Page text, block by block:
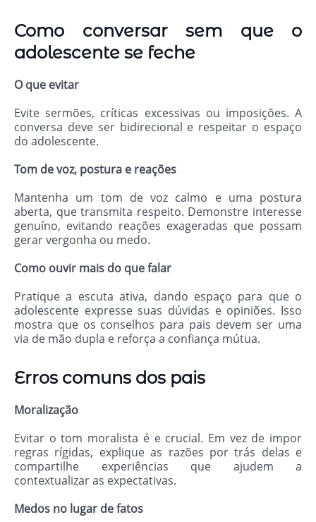
Como conversar sem que o
adolescente se feche
O que evitar
Evite sermões, críticas excessivas ou imposições. A
conversa deve ser bidirecional e respeitar o espaço
do adolescente.
Tom de voz, postura e reações
Mantenha um tom de voz calmo e uma postura
aberta, que transmita respeito. Demonstre interesse
genuíno, evitando reações exageradas que possam
gerar vergonha ou medo.
Como ouvir mais do que falar
Pratique a escuta ativa, dando espaço para que o
adolescente expresse suas dúvidas e opiniões. Isso
mostra que os conselhos para pais devem ser uma
via de mão dupla e reforça a confiança mútua.
Erros comuns dos pais
Moralização
Evitar o tom moralista é e crucial. Em vez de impor
regras rígidas, explique as razões por trás delas e
compartilhe experiências que ajudem a
contextualizar as expectativas.
Medos no lugar de fatos